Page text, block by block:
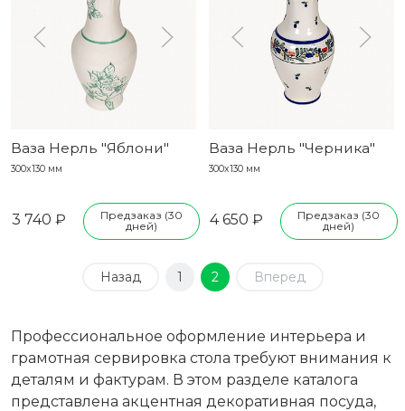
Ваза Нерль "Яблони"
300х130 мм
3 740 ₽
Предзаказ (30
дней)
Ваза Нерль "Черника"
300х130 мм
4 650 ₽
Предзаказ (30
дней)
Назад 1 2 Вперед
Профессиональное оформление интерьера и
грамотная сервировка стола требуют внимания к
деталям и фактурам. В этом разделе каталога
представлена акцентная декоративная посуда,